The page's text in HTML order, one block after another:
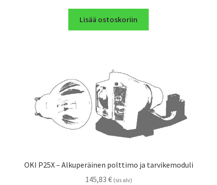
Lisää ostoskoriin
OKI P25X – Alkuperäinen polttimo ja tarvikemoduli
145,83 € (sis alv)